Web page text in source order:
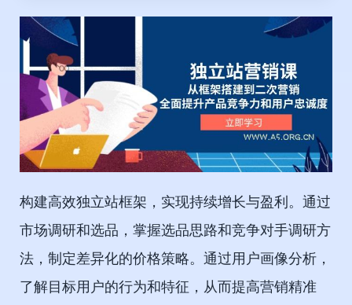
构建高效独立站框架，实现持续增长与盈利。通过
市场调研和选品，掌握选品思路和竞争对手调研方
法，制定差异化的价格策略。通过用户画像分析，
了解目标用户的行为和特征，从而提高营销精准